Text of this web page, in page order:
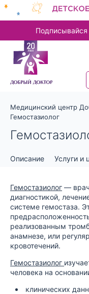
Медицинский центр
Гемостазиолог
Описание Услуги и
Гемостазиолог — врач
диагностикой,
системе гемостаза.
реализованным
анамнезе, или
кровотечений.
Гемостазиолог
человека на
клинических